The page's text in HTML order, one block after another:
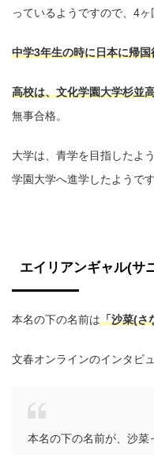
っているようですので、4
中学3年生の時に日本に帰
高校は、文化学園大学杉並
無事合格。
大学は、青学を目指したよ
学園大学へ進学したようです
エイリアンギャル(サ
本名の下の名前は「沙菜(さ
文春オンラインのインタビ
本名の下の名前が、沙